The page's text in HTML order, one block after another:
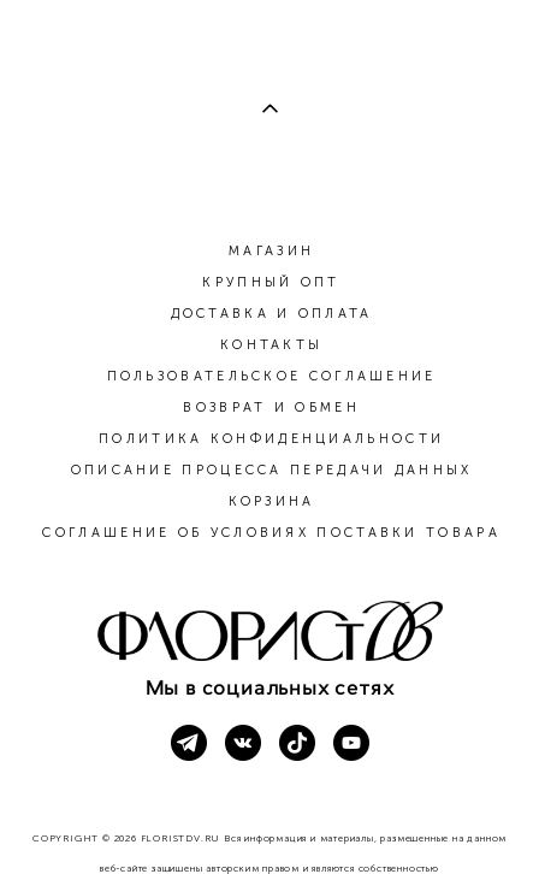
МАГАЗИН
КРУПНЫЙ ОПТ
ДОСТАВКА И ОПЛАТА
КОНТАКТЫ
ПОЛЬЗОВАТЕЛЬСКОЕ СОГЛАШЕНИЕ
ВОЗВРАТ И ОБМЕН
ПОЛИТИКА КОНФИДЕНЦИАЛЬНОСТИ
ОПИСАНИЕ ПРОЦЕССА ПЕРЕДАЧИ ДАННЫХ
КОРЗИНА
СОГЛАШЕНИЕ ОБ УСЛОВИЯХ ПОСТАВКИ ТОВАРА
Мы в социальных сетях
COPYRIGHT © 2026 FLORISTDV.RU Вся информация и материалы, размещенные на данном
веб-сайте защищены авторским правом и являются собственностью